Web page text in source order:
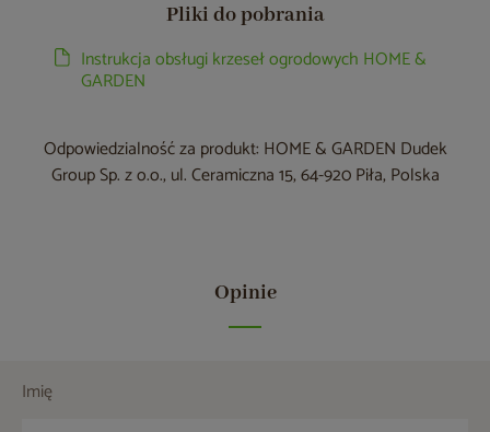
Pliki do pobrania
Instrukcja obsługi krzeseł ogrodowych HOME &
GARDEN
Odpowiedzialność za produkt: HOME & GARDEN Dudek
Group Sp. z o.o., ul. Ceramiczna 15, 64-920 Piła, Polska
Opinie
Imię